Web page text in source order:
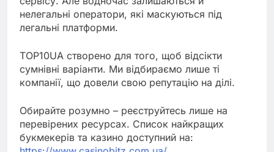
нелегальні оператори, які маскуються під
легальні платформи.
TOP10UA створено для того, щоб відсікти
сумнівні варіанти. Ми відбираємо лише ті
компанії, що довели свою репутацію на ділі.
Обирайте розумно – реєструйтесь лише на
перевірених ресурсах. Список найкращих
букмекерів та казино доступний на: